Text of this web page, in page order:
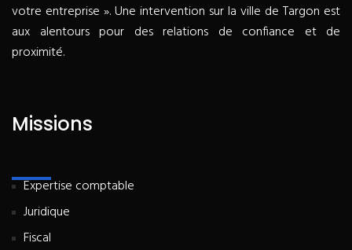
votre entreprise ». Une intervention sur la ville de Targon est
aux alentours pour des relations de confiance et de
proximité.
Missions
Expertise comptable
Juridique
Fiscal